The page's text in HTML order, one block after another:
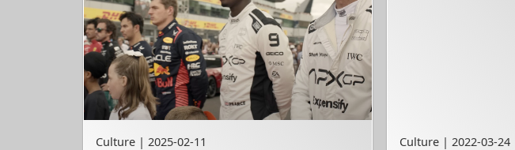
Culture | 2025-02-11 Culture | 2022-03-24